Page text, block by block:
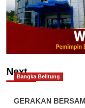
NextBangka Belitung
GERAKAN